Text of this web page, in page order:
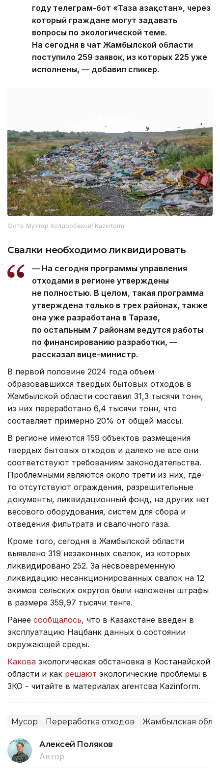
году телеграм-бот «Таза Қазақстан», через
который граждане могут задавать
вопросы по экологической теме.
На сегодня в чат Жамбылской области
поступило 259 заявок, из которых 225 уже
исполнены, — добавил спикер.
Фото: Мухтор Холдорбеков/ Kazinform
Свалки необходимо ликвидировать
— На сегодня программы управления
отходами в регионе утверждены
не полностью. В целом, такая программа
утверждена только в трех районах, также
она уже разработана в Таразе,
по остальным 7 районам ведутся работы
по финансированию разработки, —
рассказал вице-министр.
В первой половине 2024 года объем
образовавшихся твердых бытовых отходов в
Жамбылской области составил 31,3 тысячи тонн,
из них переработано 6,4 тысячи тонн, что
составляет примерно 20% от общей массы.
В регионе имеются 159 объектов размещения
твердых бытовых отходов и далеко не все они
соответствуют требованиям законодательства.
Проблемными являются около трети из них, где-
то отсутствуют ограждения, разрешительные
документы, ликвидационный фонд, на других нет
весового оборудования, систем для сбора и
отведения фильтрата и свалочного газа.
Кроме того, сегодня в Жамбылской области
выявлено 319 незаконных свалок, из которых
ликвидировано 252. За несвоевременную
ликвидацию несанкционированных свалок на 12
акимов сельских округов были наложены штрафы
в размере 359,97 тысячи тенге.
Ранее сообщалось, что в Казахстане введен в
эксплуатацию Нацбанк данных о состоянии
окружающей среды.
Какова экологическая обстановка в Костанайской
области и как решают экологические проблемы в
ЗКО - читайте в материалах агентсва Kazinform.
Мусор Переработка отходов Жамбылская
Алексей Поляков
Автор